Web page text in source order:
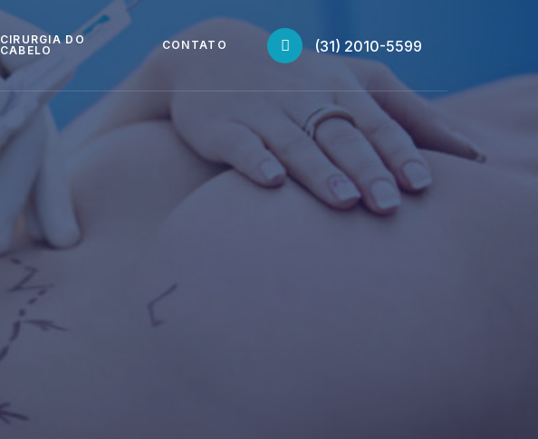
CIRURGIA DO
CABELO
CONTATO (31) 2010-5599